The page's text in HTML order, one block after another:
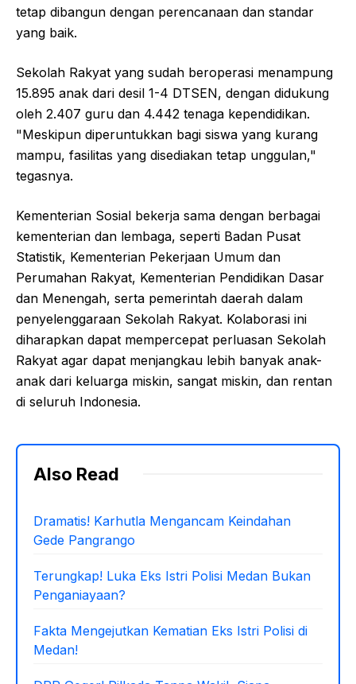
tetap dibangun dengan perencanaan dan standar
yang baik.
Sekolah Rakyat yang sudah beroperasi menampung
15.895 anak dari desil 1-4 DTSEN, dengan didukung
oleh 2.407 guru dan 4.442 tenaga kependidikan.
"Meskipun diperuntukkan bagi siswa yang kurang
mampu, fasilitas yang disediakan tetap unggulan,"
tegasnya.
Kementerian Sosial bekerja sama dengan berbagai
kementerian dan lembaga, seperti Badan Pusat
Statistik, Kementerian Pekerjaan Umum dan
Perumahan Rakyat, Kementerian Pendidikan Dasar
dan Menengah, serta pemerintah daerah dalam
penyelenggaraan Sekolah Rakyat. Kolaborasi ini
diharapkan dapat mempercepat perluasan Sekolah
Rakyat agar dapat menjangkau lebih banyak anak-
anak dari keluarga miskin, sangat miskin, dan rentan
di seluruh Indonesia.
Also Read
Dramatis! Karhutla Mengancam Keindahan
Gede Pangrango
Terungkap! Luka Eks Istri Polisi Medan Bukan
Penganiayaan?
Fakta Mengejutkan Kematian Eks Istri Polisi di
Medan!